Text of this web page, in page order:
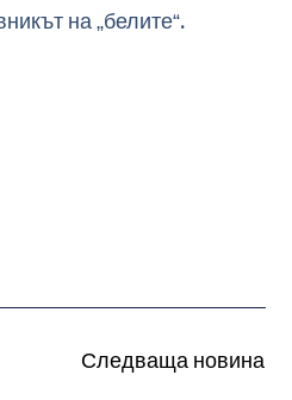
на „белите“.
Следваща новина